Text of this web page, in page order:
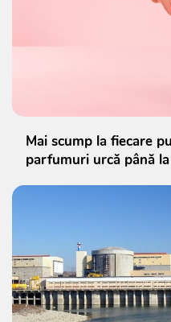
Mai scump la fiecare
parfumuri urcă până